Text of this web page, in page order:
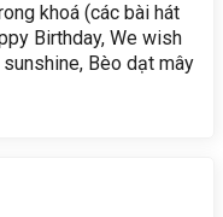
khoá (các bài hát
Birthday, We wish
Bèo dạt mây